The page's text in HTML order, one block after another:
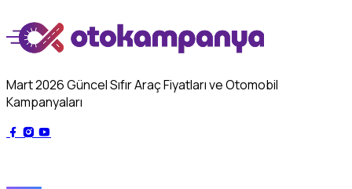
Mart 2026 Güncel Sıfır Araç Fiyatları ve Otomobil
Kampanyaları